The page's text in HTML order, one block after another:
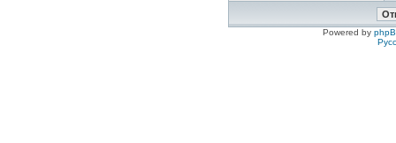
Powered by